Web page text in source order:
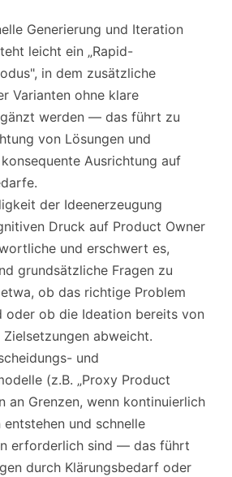
Generierung und Iteration
leicht ein „Rapid-
in dem zusätzliche
Varianten ohne klare
werden — das führt zu
von Lösungen und
Ausrichtung auf
der Ideenerzeugung
Druck auf Product Owner
und erschwert es,
grundsätzliche Fragen zu
ob das richtige Problem
oder ob die Ideation bereits von
abweicht.
und
(z.B. „Proxy Product
an Grenzen, wenn kontinuierlich
entstehen und schnelle
erforderlich sind — das führt
durch Klärungsbedarf oder